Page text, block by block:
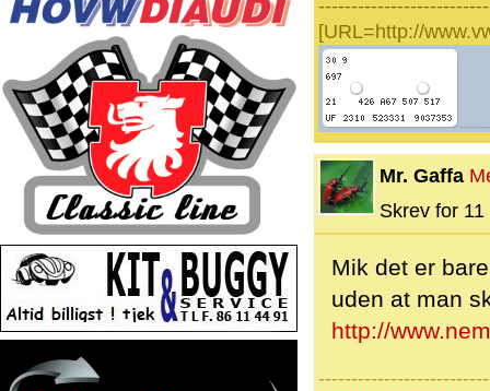
[URL=http://
Mr. Gaffa
Skrev for
Mik det er
uden at man
http://